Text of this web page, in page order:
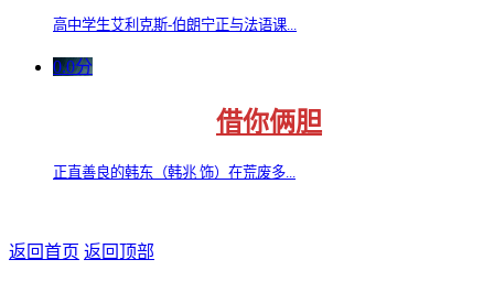
高中学生艾利克斯-伯朗宁正与法语课...
0.0分
借你俩胆
正直善良的韩东（韩兆 饰）在荒废多...
返回首页 返回顶部